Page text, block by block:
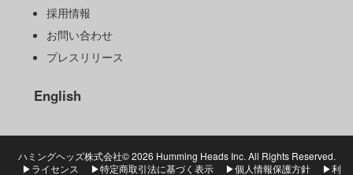
採用情報
お問い合わせ
プレスリリース
English
ハミングヘッズ株式会社©2026 Humming Heads Inc. All Rights Reserved.
▶ライセンス
▶特定商取引法に基づく表示 ▶個人情報保護方針
▶利